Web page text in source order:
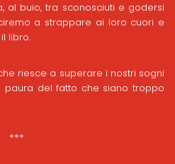
al buio, tra sconosciuti e godersi
a strappare ai loro cuori e
libro.
riesce a superare i nostri sogni
del fatto che siano troppo
***